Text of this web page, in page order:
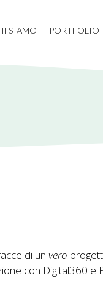
SIAMO PORTFOLIO
di un vero
con Digital360 e